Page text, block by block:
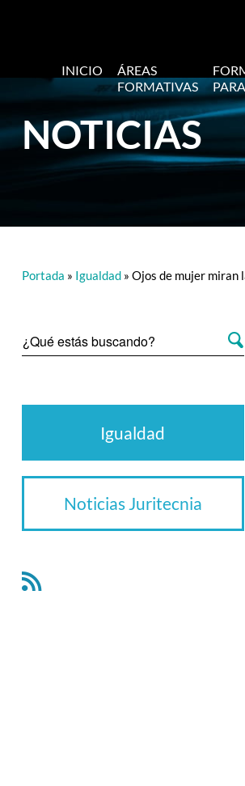
INICIO
ÁREAS
FORMATIVAS
NOTICIAS
Portada » Igualdad» Ojos de mujer miran
Igualdad
Noticias Juritecnia